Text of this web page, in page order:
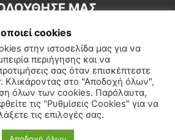
ΜΑΣ
Πολιτική Διεθνή Κοινωνία
Αφιερώματα
cookies
στην ιστοσελίδα μας για να
περιήγησης και να
σας όταν επισκέπτεστε
Κλικάροντας στο "Αποδοχή όλων",
όλων των cookies. Παρόλαυτα,
τις "Ρυθμίσεις Cookies" για να
τις επιλογές σας.